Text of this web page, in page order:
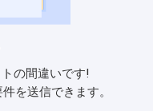
の間違いです!
を送信できます。